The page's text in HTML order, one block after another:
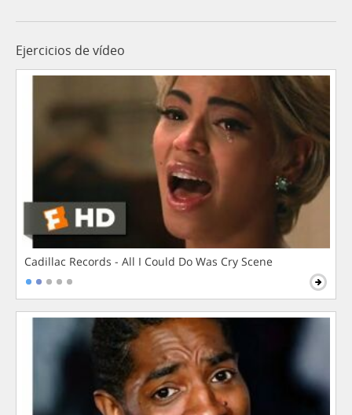
Ejercicios de vídeo
Cadillac Records - All I Could Do Was Cry Scene